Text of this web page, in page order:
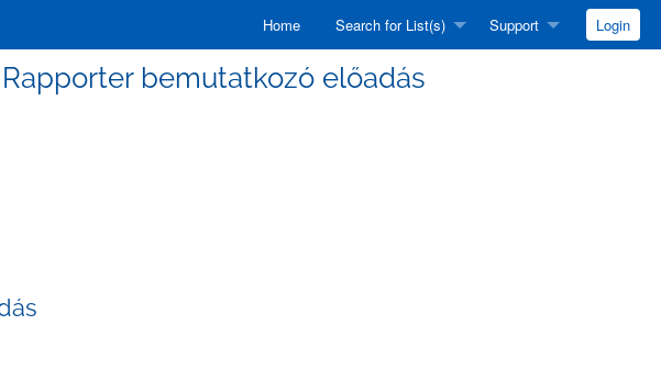
Home Search for List(s) Support Login
bemutatkozó előadás